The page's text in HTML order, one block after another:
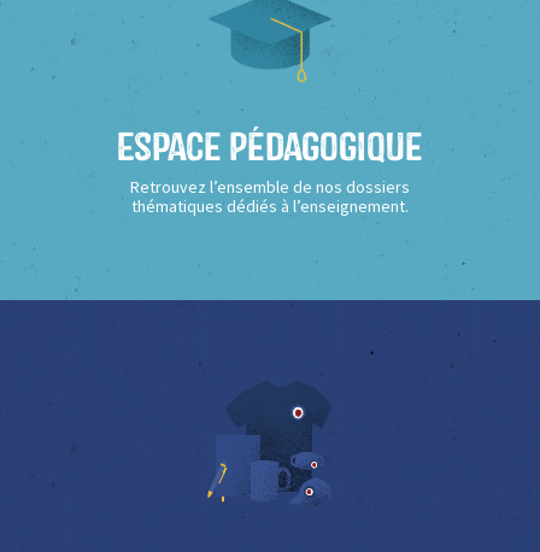
Espace Pédagogique
Retrouvez l’ensemble de nos dossiers
thématiques dédiés à l’enseignement.